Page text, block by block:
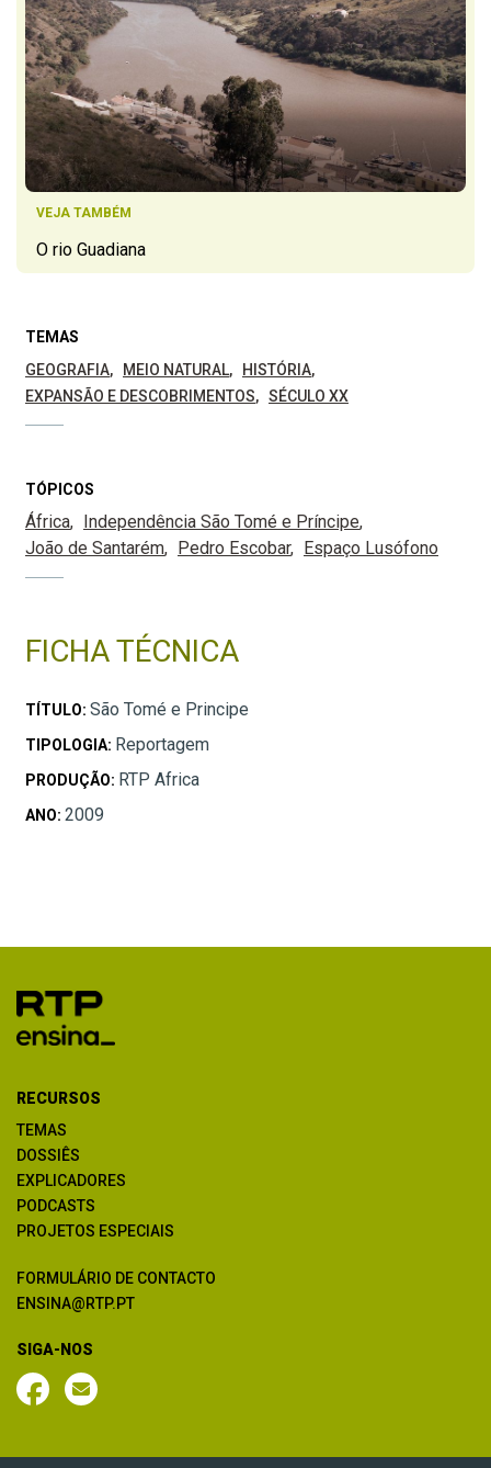
VEJA TAMBÉM
O rio Guadiana
TEMAS
GEOGRAFIA
MEIO NATURAL
HISTÓRIA
EXPANSÃO E DESCOBRIMENTOS
SÉCULO XX
TÓPICOS
África
Independência São Tomé e Príncipe
João de Santarém
Pedro Escobar Espaço Lusófono
FICHA TÉCNICA
TÍTULO: São Tomé e Principe
TIPOLOGIA: Reportagem
PRODUÇÃO: RTP Africa
ANO: 2009
RECURSOS
TEMAS
DOSSIÊS
EXPLICADORES
PODCASTS
PROJETOS ESPECIAIS
FORMULÁRIO DE CONTACTO
ENSINA@RTP.PT
SIGA-NOS